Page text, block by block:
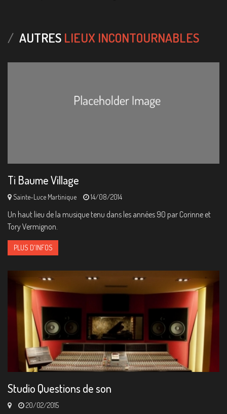
AUTRES LIEUX INCONTOURNABLES
Ti Baume Village
Sainte-Luce Martinique 14/08/2014
Un haut lieu de la musique tenu dans les années 90 par Corinne et
Tory Vermignon.
PLUS D'INFOS
Studio Questions de son
20/02/2015